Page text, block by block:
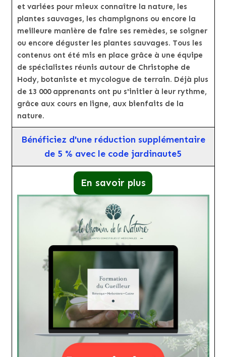
et variées pour mieux connaître la nature, les
plantes sauvages, les champignons ou encore la
meilleure manière de faire ses remèdes, se soigner
ou encore déguster les plantes sauvages. Tous les
contenus ont été mis en place grâce à une équipe
de spécialistes réunis autour de Christophe de
Hody, botaniste et mycologue de terrain. Déjà plus
de 13 000 apprenants ont pu s'initier à leur rythme,
grâce aux cours en ligne, aux bienfaits de la
nature.
Bénéficiez d'une réduction supplémentaire
de 5 % avec le code jardinaute5
En savoir plus